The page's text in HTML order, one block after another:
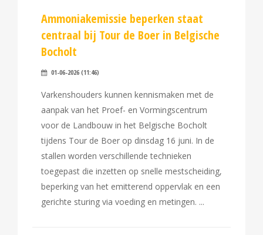
Ammoniakemissie beperken staat
centraal bij Tour de Boer in Belgische
Bocholt
01-06-2026 (11:46)
Varkenshouders kunnen kennismaken met de
aanpak van het Proef- en Vormingscentrum
voor de Landbouw in het Belgische Bocholt
tijdens Tour de Boer op dinsdag 16 juni. In de
stallen worden verschillende technieken
toegepast die inzetten op snelle mestscheiding,
beperking van het emitterend oppervlak en een
gerichte sturing via voeding en metingen.